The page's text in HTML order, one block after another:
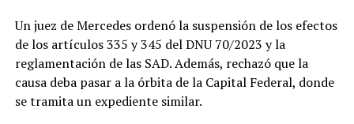
Un juez de Mercedes ordenó la suspensión de los efectos
de los artículos 335 y 345 del DNU 70/2023 y la
reglamentación de las SAD. Además, rechazó que la
causa deba pasar a la órbita de la Capital Federal, donde
se tramita un expediente similar.